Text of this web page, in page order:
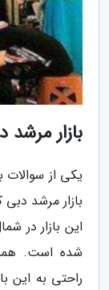
بازار
یکی از
بازار مرشد
این بازار در
شده است.
راحتی به این